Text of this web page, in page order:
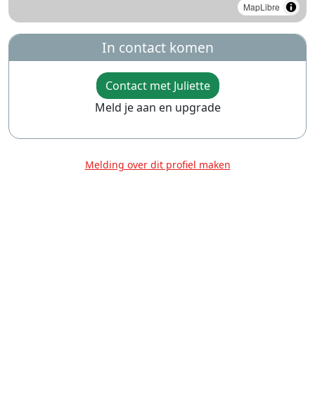
MapLibre
In contact komen
Contact met Juliette
Meld je aan en upgrade
Melding over dit profiel maken